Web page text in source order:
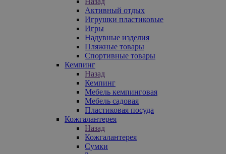
Активный отдых
Игрушки пластиковые
Игры
Надувные изделия
Пляжные товары
Спортивные товары
Кемпинг
Назад
Кемпинг
Мебель кемпинговая
Мебель садовая
Пластиковая посуда
Кожгалантерея
Назад
Кожгалантерея
Сумки